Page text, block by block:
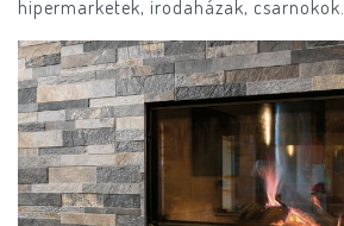
hipermarketek, irodaházak, csarnokok.